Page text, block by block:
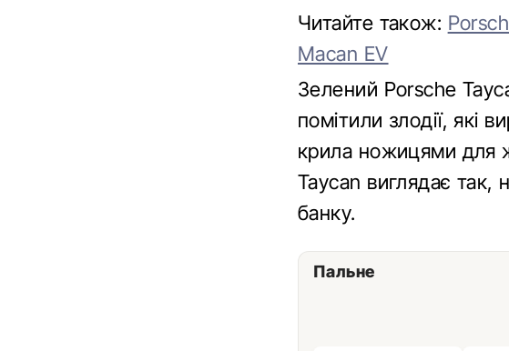
Читайте також:
Macan EV
Зелений Porsche
помітили злодії, які
крила ножицями для
Taycan виглядає так,
банку.
Пальне